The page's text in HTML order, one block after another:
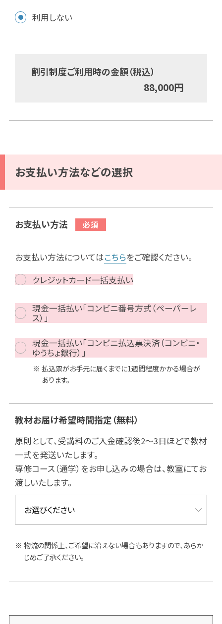
利用しない
割引制度ご利用時の金額（税込）
88,000円
お支払い方法などの選択
お支払い方法
お支払い方法についてはこちらをご確認ください。
クレジットカード一括支払い
現金一括払い「コンビニ番号方式（ペーパーレ
ス）」
現金一括払い「コンビニ払込票決済（コンビニ・
ゆうちょ銀行）」
払込票がお手元に届くまでに1週間程度かかる場合が
あります。
教材お届け希望時間指定（無料）
原則として、受講料のご入金確認後2～3日ほどで教材
一式を発送いたします。
専修コース（通学）をお申し込みの場合は、教室にてお
渡しいたします。
物流の関係上、ご希望に沿えない場合もありますので、あらか
じめご了承ください。